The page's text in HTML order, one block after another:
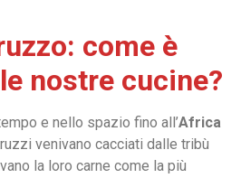
come è
nostre cucine?
e nello spazio fino all’Africa
venivano cacciati dalle tribù
la loro carne come la più